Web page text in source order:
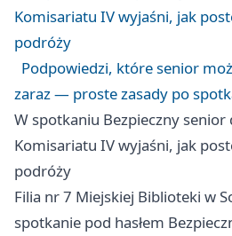
Komisariatu IV wyjaśni, jak
podróży
Podpowiedzi, które senior
zaraz — proste zasady po
W spotkaniu Bezpieczny senior
Komisariatu IV wyjaśni, jak
podróży
Filia nr 7 Miejskiej Biblioteki w
spotkanie pod hasłem